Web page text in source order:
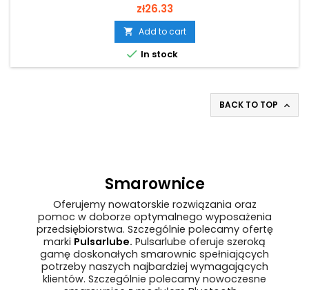
Price
zł26.33
 Add to cart
 In stock
BACK TO TOP 
Smarownice
Oferujemy nowatorskie rozwiązania oraz
pomoc w doborze optymalnego wyposażenia
przedsiębiorstwa. Szczególnie polecamy ofertę
marki Pulsarlube. Pulsarlube oferuje szeroką
gamę doskonałych smarownic spełniających
potrzeby naszych najbardziej wymagających
klientów. Szczególnie polecamy nowoczesne